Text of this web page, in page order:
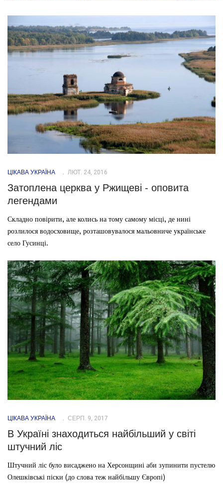
ЦІКАВА УКРАЇНА ЛЮТ. 24, 2016
Затоплена церква у Ржищеві - оповита
легендами
Складно повірити, але колись на тому самому місці, де нині
розлилося водосховище, розташовувалося мальовниче українське
село Гусинці.
ЦІКАВА УКРАЇНА СЕРП. 9, 2017
В Україні знаходиться найбільший у світі
штучний ліс
Штучний ліс було висаджено на Херсонщині аби зупинити пустелю
Олешківські піски (до слова теж найбільшу Європі)